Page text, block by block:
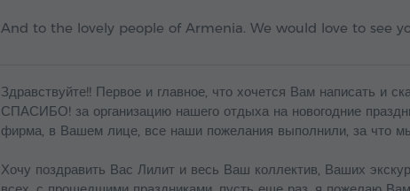
And to the lovely people of Armenia. We would love to see
Здравствуйте!! Первое и главное, что хочется Вам написать и
СПАСИБО! за организацию нашего отдыха на новогодние
фирма, в Вашем лице, все наши пожелания выполнили, за что
Хочу поздравить Вас Лилит и весь Ваш коллектив, Ваших